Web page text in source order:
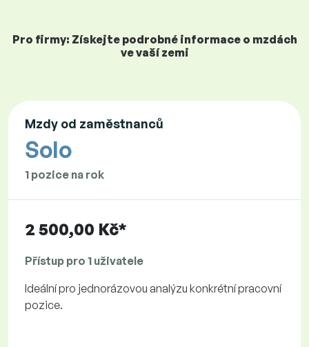
Pro firmy: Získejte podrobné informace o mzdách
ve vaší zemi
Mzdy od zaměstnanců
Solo
1 pozice na rok
2 500,00 Kč*
Přístup pro 1 uživatele
Ideální pro jednorázovou analýzu konkrétní pracovní
pozice.